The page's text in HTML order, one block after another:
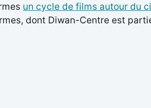
un cycle de films autour du
dont Diwan-Centre est